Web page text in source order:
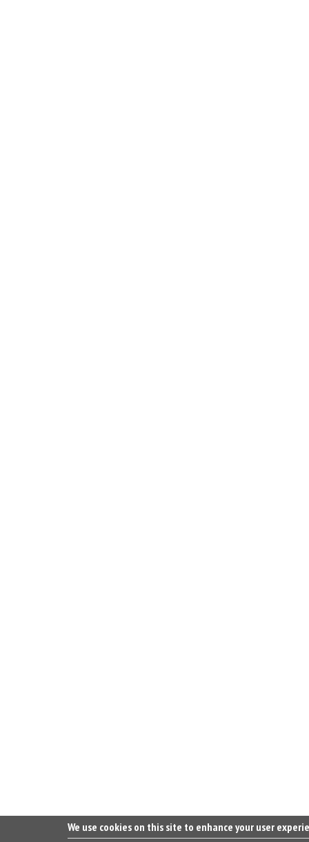
We use cookies on this site to enhance your user